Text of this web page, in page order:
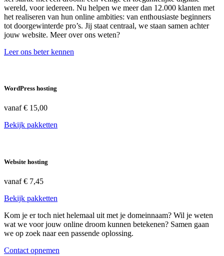
wereld, voor iedereen. Nu helpen we meer dan 12.000 klanten met
het realiseren van hun online ambities: van enthousiaste beginners
tot doorgewinterde pro’s. Jij staat centraal, we staan samen achter
jouw website. Meer over ons weten?
Leer ons beter kennen
WordPress hosting
vanaf€ 15,00
Bekijk pakketten
Website hosting
vanaf€ 7,45
Bekijk pakketten
Kom je er toch niet helemaal uit met je domeinnaam? Wil je weten
wat we voor jouw online droom kunnen betekenen? Samen gaan
we op zoek naar een passende oplossing.
Contact opnemen